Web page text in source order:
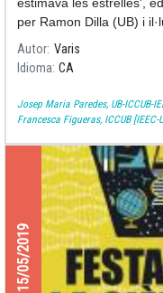
per Ramon Dilla (UB) i
Bayés, recull els
de la vida i la
Autor Varis
Idioma CA
Josep Maria Paredes, UB-ICCUB-
Francesca Figueras, ICCUB [IEEC-
15/05/2019